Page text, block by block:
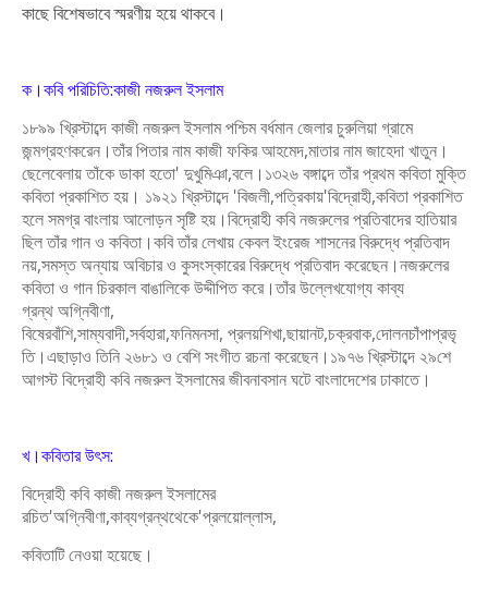
কাছে বিশেষভাবে স্মরণীয় হয়ে থাকবে।
ক।কবি পরিচিতি:কাজী নজরুল ইসলাম
১৮৯৯ খ্রিস্টাব্দে কাজী নজরুল ইসলাম পশ্চিম বর্ধমান জেলার চুরুলিয়া গ্রামে
জন্মগ্রহণকরেন।তাঁর পিতার নাম কাজী ফকির আহমেদ,মাতার নাম জাহেদা খাতুন।
ছেলেবেলায়তাঁকে ডাকা হতো' দুখুমিঞা,বলে।১৩২৬ বঙ্গাব্দে তাঁর প্রথম কবিতা মুক্তি
কবিতা প্রকাশিত হয়। ১৯২১ খ্রিস্টাব্দে 'বিজলী,পত্রিকায়'বিদ্রোহী,কবিতা প্রকাশিত
হলে সমগ্র বাংলায় আলোড়নসৃষ্টি হয়।বিদ্রোহী কবি নজরুলের প্রতিবাদের হাতিয়ার
ছিল তাঁর গান ও কবিতা।কবি তাঁরলেখায় কেবল ইংরেজ শাসনের বিরুদ্ধে প্রতিবাদ
নয়,সমস্ত অন্যায় অবিচার ও কুসংস্কারেরবিরুদ্ধে প্রতিবাদ করেছেন।নজরুলের
কবিতা ও গান চিরকাল বাঙালিকে উদ্দীপিত করে।তাঁর উল্লেখযোগ্য কাব্য
গ্রন্থঅগ্নিবীণা,
বিষেরবাঁশি,সাম্যবাদী,সর্বহারা,ফনিমনসা, প্রলয়শিখা,ছায়ানট,চক্রবাক,দোলনচাঁপাপ্রভৃ
তি।এছাড়াও তিনি ২৬৮১ ও বেশি সংগীত রচনাকরেছেন। ১৯৭৬ খ্রিস্টাব্দে ২৯শে
আগস্ট বিদ্রোহী কবি নজরুল ইসলামের জীবনাবসানঘটে বাংলাদেশের ঢাকাতে।
খ।কবিতার উৎস:
বিদ্রোহী কবি কাজী নজরুল ইসলামের
রচিত'অগ্নিবীণা,কাব্যগ্রন্থথেকে'প্রলয়োল্লাস,
কবিতাটি নেওয়া হয়েছে।